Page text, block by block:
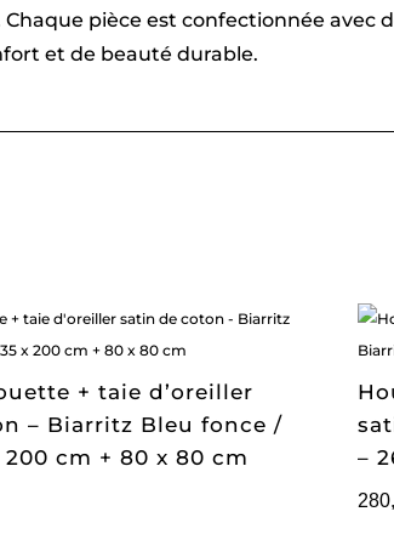
pièce est confectionnée avec
et de beauté durable.
+ taie d’oreiller
– Biarritz Bleu fonce /
200 cm + 80 x 80 cm
–